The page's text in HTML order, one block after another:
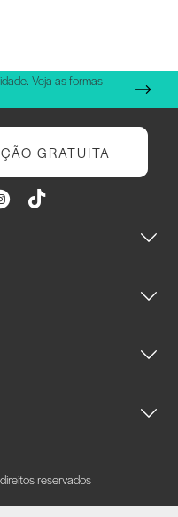
Veja as formas
GRATUITA
reservados